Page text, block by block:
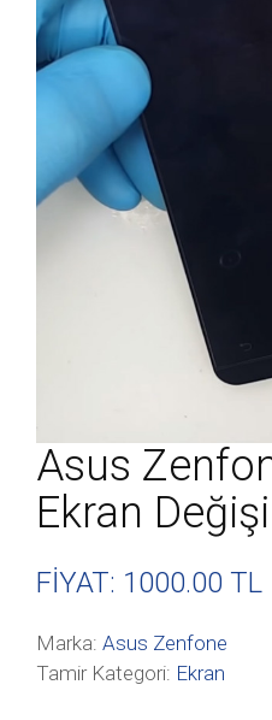
Asus
Ekran
FİYAT: 1000.00 TL
Marka: Asus Zenfone
Tamir Kategori: Ekran